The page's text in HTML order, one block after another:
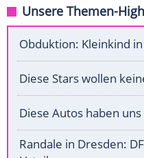
Unsere Themen-
Obduktion: Kleinkind
Diese Stars wollen
Diese Autos haben
Randale in Dresden: